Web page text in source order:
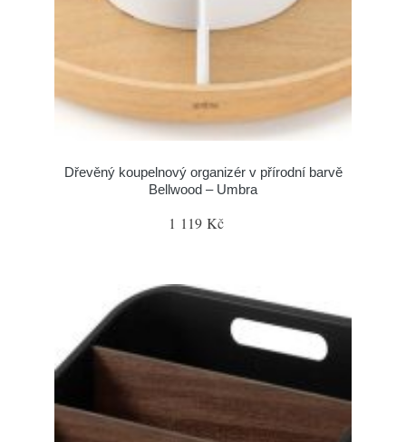
Dřevěný koupelnový organizér v přírodní barvě
Bellwood – Umbra
1 119 Kč